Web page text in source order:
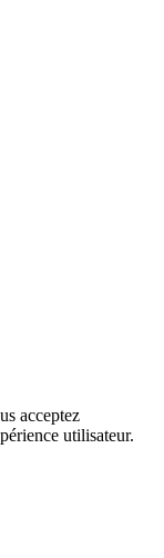
acceptez
utilisateur.